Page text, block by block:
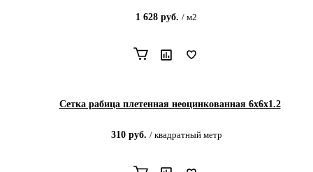
1 628 руб. / м2
Сетка рабица плетенная неоцинкованная 6х6х1.2
310руб. / квадратный метр